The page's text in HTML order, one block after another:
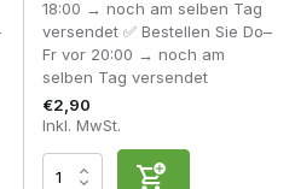
Anwendung
Wichtigster
Vorteil
Eine Airsoft-
Mehr Kapazität
18:00 → noch am selben Tag
versendet ✅ Bestellen Sie Do–
Fr vor 20:00 → noch am
selben Tag versendet
€2,90
Inkl. MwSt.